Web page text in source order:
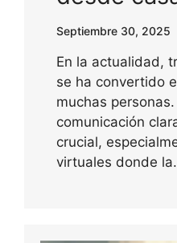
Septiembre 30, 2025
En la actualidad,
se ha convertido
muchas
comunicación
crucial,
virtuales donde